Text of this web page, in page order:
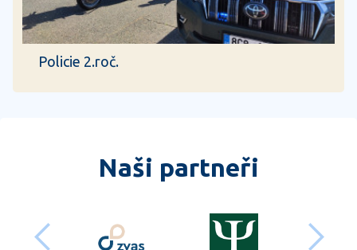
Policie 2.roč.
Naši partneři